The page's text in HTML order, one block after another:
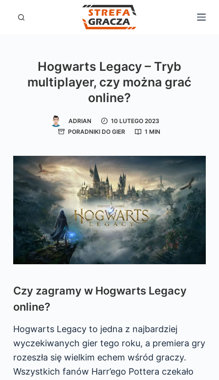
ś
c
Hogwarts Legacy – Tryb
multiplayer, czy można grać
online?
ADRIAN
10 LUTEGO 2023
PORADNIKI DO GIER
1 MIN
Czy zagramy w Hogwarts Legacy
online?
Hogwarts Legacy to jedna z najbardziej
wyczekiwanych gier tego roku, a premiera gry
rozeszła się wielkim echem wśród graczy.
Wszystkich fanów Harr’ego Pottera czekało